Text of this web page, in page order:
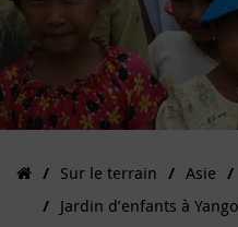
Sur le terrain Asie
Jardin d’enfants à